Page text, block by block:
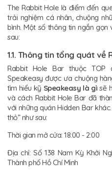
The Rabbit Hole là điểm đến
trải nghiệm cá nhân, chuộng
bình. Một số thông tin ngắn
sau:
1.1. Thông tin tổng quát về
Rabbit Hole Bar thuộc TOP
Speakeasy được ưa chuộng
tìm hiểu kỹ Speakeasy là gì sẽ
và cách Rabbit Hole Bar đã
với những quán Hidden Bar
thỏ” như sau:
Thời gian mở cửa: 18:00 - 2:00
Địa chỉ: Số 138 Nam Kỳ Khởi
Thành phố Hồ Chí Minh